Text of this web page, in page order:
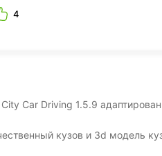
4
Car Driving 1.5.9
кузов и 3d модель